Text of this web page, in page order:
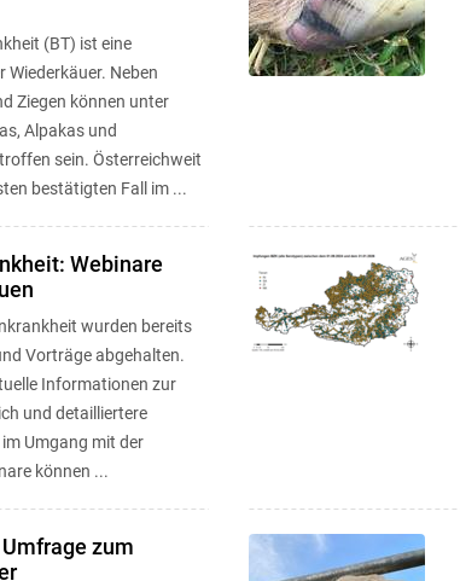
(BT) ist eine
Neben
Ziegen können unter
Alpakas und
sein. Österreichweit
bestätigten Fall im ...
Webinare
wurden bereits
Vorträge abgehalten.
Informationen zur
und detailliertere
Umgang mit der
können ...
zum